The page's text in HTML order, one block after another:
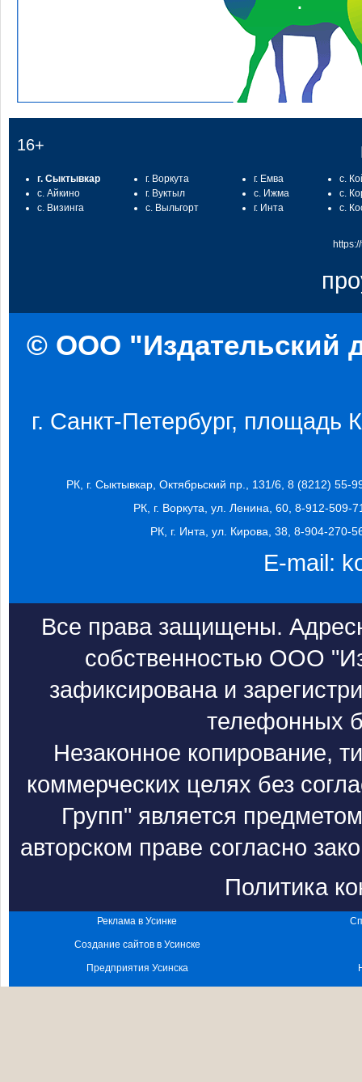
16+
г. Сыктывкар
с. Айкино
с. Визинга
г. Воркута
г. Вуктыл
с. Выльгорт
г. Емва
с. Ижма
г. Инта
с.
с.
с.
© ООО "Издательский
г. Санкт-Петербург, площадь
РК, г. Сыктывкар, Октябрьский пр., 131/6, 8 (8212) 55-
РК, г. Воркута, ул. Ленина, 60, 8-912-509-
РК, г. Инта, ул. Кирова, 38, 8-904-270-
E-mail:
Все права защищены.
собственностью ООО
зафиксирована и
телефонных
Незаконное копирование,
коммерческих целях без
Групп" является
авторском праве согласно
Политика
Реклама в Усинке
Создание сайтов в Усинске
Предприятия Усинска